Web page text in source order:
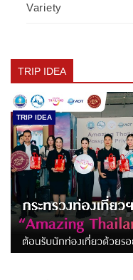
Variety
TRIP IDEA
TRIP IDEA